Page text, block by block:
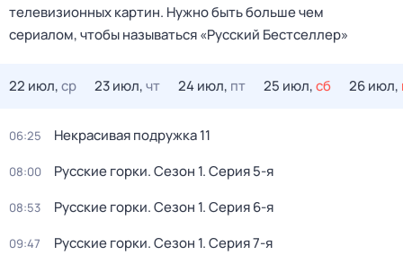
телевизионных картин. Нужно быть больше чем
сериалом, чтобы называться «Русский Бестселлер»
22 июл,ср 23 июл,чт 24 июл, пт 25 июл,сб 26 июл,
06:25 Некрасивая подружка 11
08:00 Русские горки. Сезон 1. Серия 5-я
08:53 Русские горки. Сезон 1. Серия 6-я
09:47 Русские горки. Сезон 1. Серия 7-я